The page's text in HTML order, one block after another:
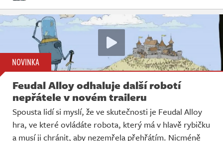
NOVINKA
Feudal Alloy odhaluje další robotí
nepřátele v novém traileru
Spousta lidí si myslí, že ve skutečnosti je Feudal Alloy
hra, ve které ovládáte robota, který má v hlavě rybičku
a musí ji chránit, aby nezemřela přehřátím. Nicméně